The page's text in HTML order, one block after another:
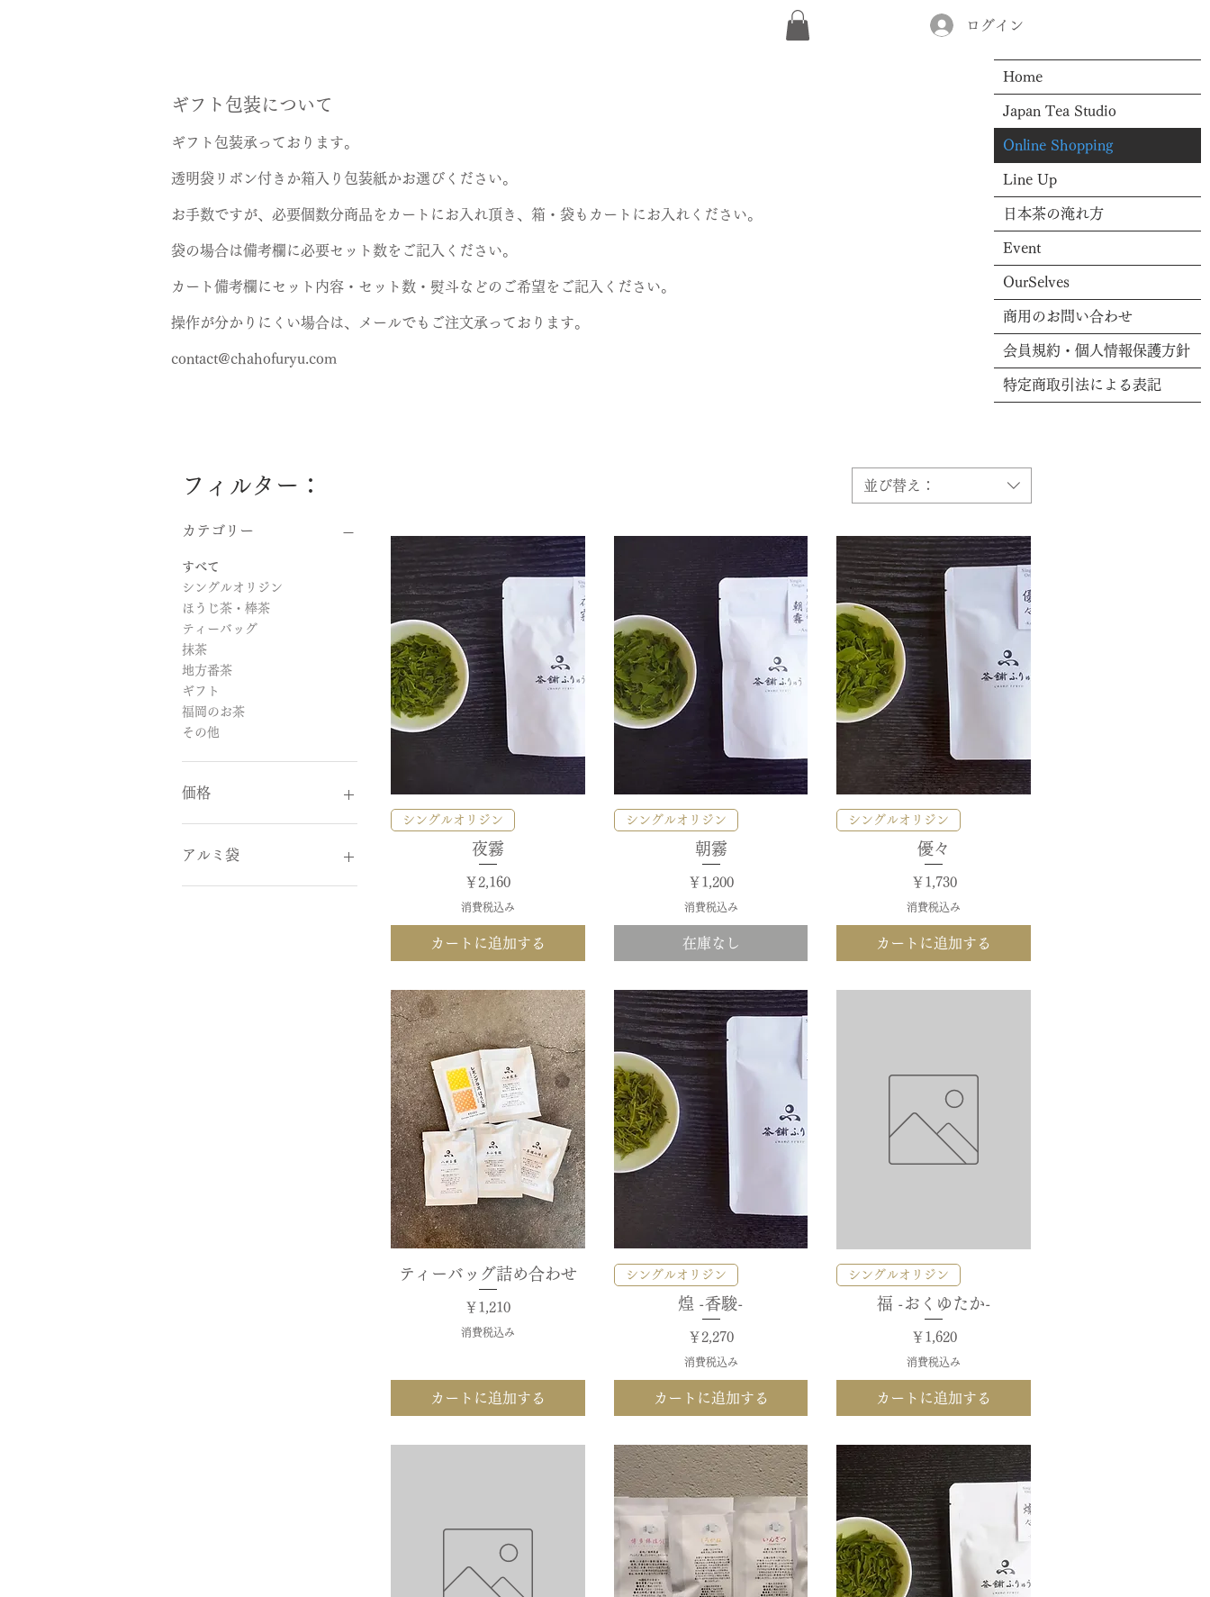
Home
Japan Tea Studio
Online Shopping
Line Up
日本茶の淹れ方
Event
OurSelves
商用のお問い合わせ
会員規約・個人情報保護方針
特定商取引法による表記
ログイン
ギフト包装について
ギフト包装承っております。
透明袋リボン付きか箱入り包装紙かお選びください。
お手数ですが、必要個数分商品をカートにお入れ頂き、箱・袋もカートにお入れください。
​袋の場合は備考欄に必要セット数をご記入ください。
​カート備考欄にセット内容・セット数・熨斗などのご希望をご記入ください。
操作が分かりにくい場合は、メールでもご注文承っております。
contact@chahofuryu.com
フィルター：
カテゴリー
すべて
シングルオリジン
ほうじ茶・棒茶
ティーバッグ
抹茶
地方番茶
ギフト
福岡のお茶
その他
価格
￥0
アルミ袋
並び替え：
クイックビュー
シングルオリジン
夜霧
価格
￥2,160
消費税込み
カートに追加する
クイックビュー
シングルオリジン
朝霧
価格
￥1,200
消費税込み
在庫なし
クイックビュー
シングルオリジン
優々
価格
￥1,730
消費税込み
カートに追加する
クイックビュー
ティーバッグ詰め合わせ
価格
￥1,210
消費税込み
カートに追加する
クイックビュー
シングルオリジン
煌 -香駿-
価格
￥2,270
消費税込み
カートに追加する
クイックビュー
シングルオリジン
福 -おくゆたか-
価格
￥1,620
消費税込み
カートに追加する